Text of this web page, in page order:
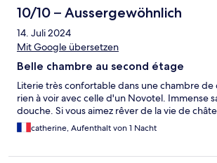
10/10 – Aussergewöhnlich
14. Juli 2024
Mit Google übersetzen
Belle chambre au second étage
Literie très confortable dans une chambre de
rien à voir avec celle d'un Novotel. Immense
douche. Si vous aimez rêver de la vie de
catherine, Aufenthalt von 1 Nacht